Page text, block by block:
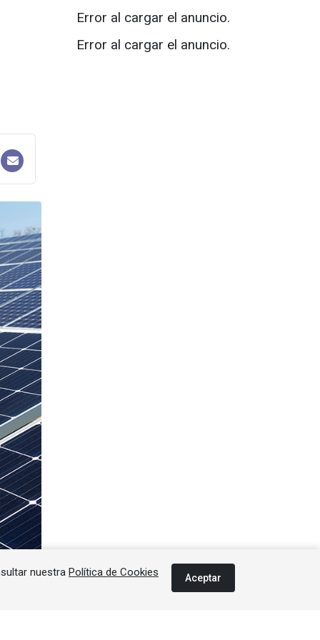
nuestra Política de Cookies Aceptar
Error al cargar el anuncio.
Error al cargar el anuncio.